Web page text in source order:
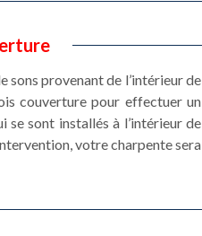
sons provenant de l’intérieur de
couverture pour effectuer un
sont installés à l’intérieur de
votre charpente sera